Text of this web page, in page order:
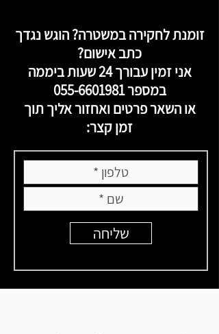
זומנת לחקירה במשטרה? הוגש נגדך
כתב אישום?
אני זמין עבורך 24 שעות ביממה
במספר055-6601981
או השאר פרטים ואחזור אליך תוך
זמן קצר:
שליחה